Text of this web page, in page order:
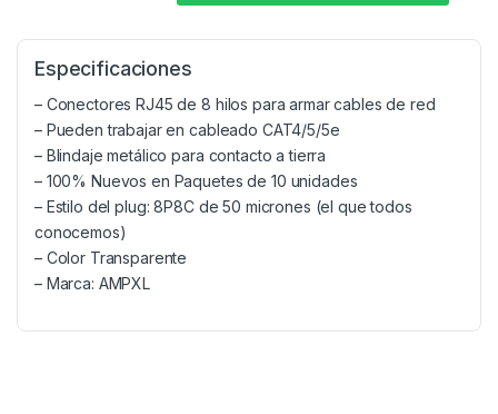
Especificaciones
– Conectores RJ45 de 8 hilos para armar cables de red
– Pueden trabajar en cableado CAT4/5/5e
– Blindaje metálico para contacto a tierra
– 100% Nuevos en Paquetes de 10 unidades
– Estilo del plug: 8P8C de 50 micrones (el que todos
conocemos)
– Color Transparente
– Marca: AMPXL